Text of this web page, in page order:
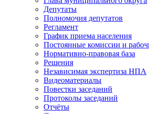
Депутаты
Полномочия депутатов
Регламент
График приема населения
Постоянные комиссии и
Нормативно-правовая база
Решения
Независимая экспертиза НПА
Видеоматериалы
Повестки заседаний
Протоколы заседаний
Отчёты